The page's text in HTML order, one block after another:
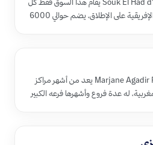
يوم أحد وهو من أكبر الأسواق الإفريقية على الإطلاق، يضم حوالي 6000
مجمع مرجان للتسوق Marjane Agadir Founty يعد من أشهر مراكز
له عدة فروع وأشهرها فرعه الكبير